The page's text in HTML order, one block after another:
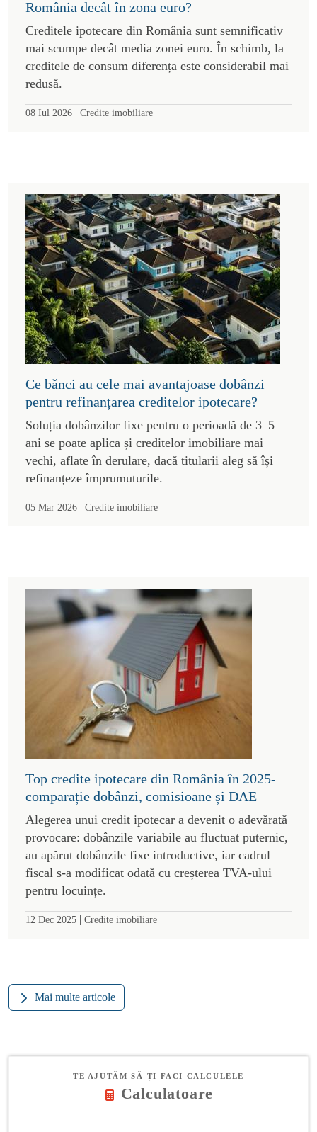
România decât în zona euro?
Creditele ipotecare din România sunt semnificativ
mai scumpe decât media zonei euro. În schimb, la
creditele de consum diferența este considerabil mai
redusă.
08 Iul 2026 | Credite imobiliare
Ce bănci au cele mai avantajoase dobânzi
pentru refinanțarea creditelor ipotecare?
Soluția dobânzilor fixe pentru o perioadă de 3–5
ani se poate aplica și creditelor imobiliare mai
vechi, aflate în derulare, dacă titularii aleg să își
refinanțeze împrumuturile.
05 Mar 2026 | Credite imobiliare
Top credite ipotecare din România în 2025-
comparație dobânzi, comisioane și DAE
Alegerea unui credit ipotecar a devenit o adevărată
provocare: dobânzile variabile au fluctuat puternic,
au apărut dobânzile fixe introductive, iar cadrul
fiscal s-a modificat odată cu creșterea TVA-ului
pentru locuințe.
12 Dec 2025 | Credite imobiliare
Mai multe articole
TE AJUTĂM SĂ-ȚI FACI CALCULELE
Calculatoare